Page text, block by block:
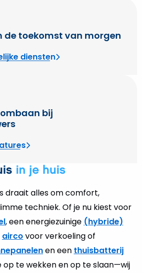
de toekomst van morgen
diensten
bij
in je huis
draait alles om comfort,
techniek. Of je nu kiest voor
, een energiezuinige (hybride)
airco voor verkoeling of
en een thuisbatterij
op te wekken en op te slaan—wij